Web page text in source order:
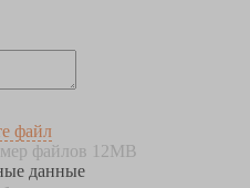
файл
файлов 12MB
данные